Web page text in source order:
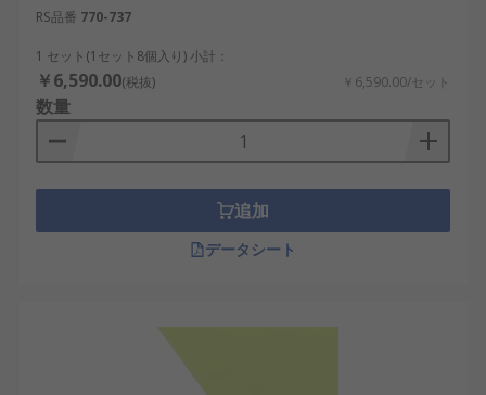
RS品番 770-737
1 セット(1セット8個入り) 小計：
￥6,590.00(税抜) ￥6,590.00/セット
数量
追加
データシート